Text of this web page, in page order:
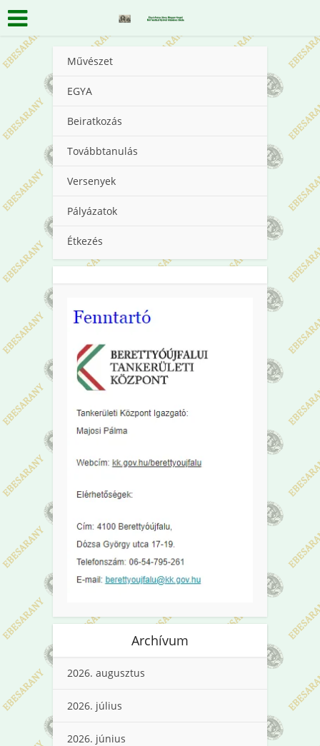
Művészet
EGYA
Beiratkozás
Továbbtanulás
Versenyek
Pályázatok
Étkezés
Archívum
2026. augusztus
2026. július
2026. június